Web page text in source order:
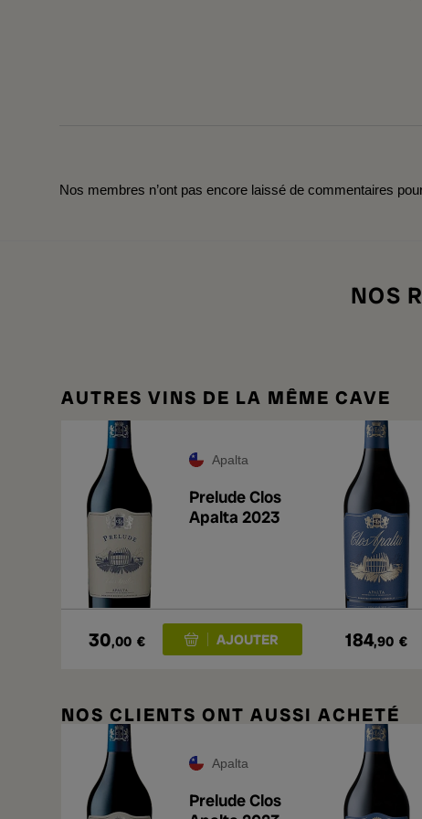
Nos membres n’ont pas encore laissé de commentaires
NOS
AUTRES VINS DE LA MÊME CAVE
Apalta
Prelude Clos
Apalta 2023
30,00 € 184,90 €
NOS CLIENTS ONT AUSSI ACHETÉ
Apalta
Prelude Clos